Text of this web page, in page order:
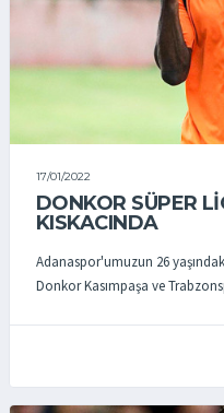
17/01/2022
DONKOR SÜPER
KISKACINDA
Adanaspor'umuzun 26
Donkor Kasımpaşa ve